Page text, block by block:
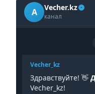
A Vecher.kz
канал
Vecher_kz
Здравствуйте! 👋
Vecher_kz!